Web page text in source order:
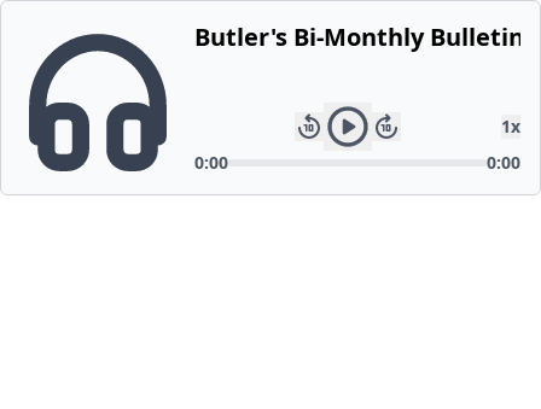
Butler's Bi-Monthly Bulletin,
1x
0:00
0:00